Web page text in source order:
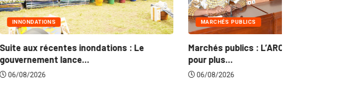
: Le
MARCHÉS PUBLICS
Marchés publics : L’ARCOP en croisade